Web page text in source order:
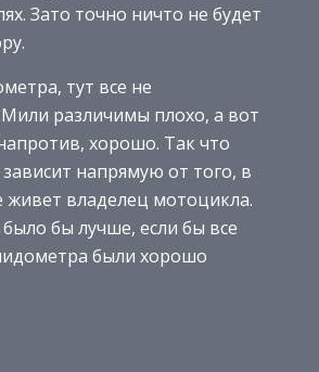
Зато точно ничто не будет
тут все не
различимы плохо, а вот
хорошо. Так что
напрямую от того, в
живет владелец мотоцикла.
бы лучше, если бы все
были хорошо